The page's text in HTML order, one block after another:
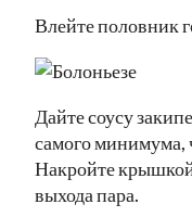
Влейте половник
Дайте соусу
самого минимума,
Накройте
выхода пара.